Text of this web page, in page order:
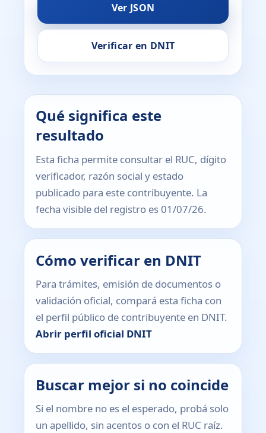
Ver JSON
Verificar en DNIT
Qué significa este
resultado
Esta ficha permite consultar el RUC, dígito
verificador, razón social y estado
publicado para este contribuyente. La
fecha visible del registro es 01/07/26.
Cómo verificar en DNIT
Para trámites, emisión de documentos o
validación oficial, compará esta ficha con
el perfil público de contribuyente en DNIT.
Abrir perfil oficial DNIT
Buscar mejor si no coincide
Si el nombre no es el esperado, probá solo
un apellido, sin acentos o con el RUC raíz.